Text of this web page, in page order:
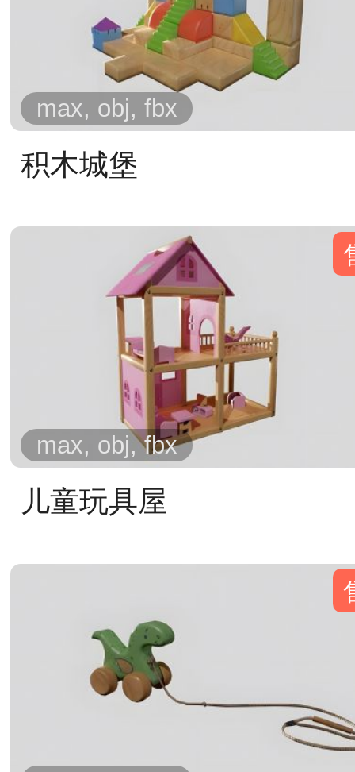
积木城堡
max, obj, fbx
儿童玩具屋
max, obj, fbx